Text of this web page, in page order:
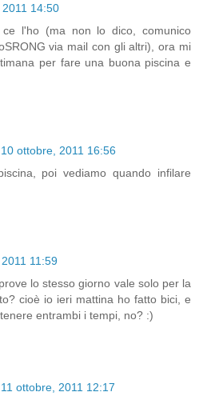
14:50
l'ho (ma non lo dico, comunico
via mail con gli altri), ora mi
per fare una buona piscina e
10 ottobre, 2011 16:56
poi vediamo quando infilare
11:59
lo stesso giorno vale solo per la
cioè io ieri mattina ho fatto bici, e
entrambi i tempi, no? :)
11 ottobre, 2011 12:17